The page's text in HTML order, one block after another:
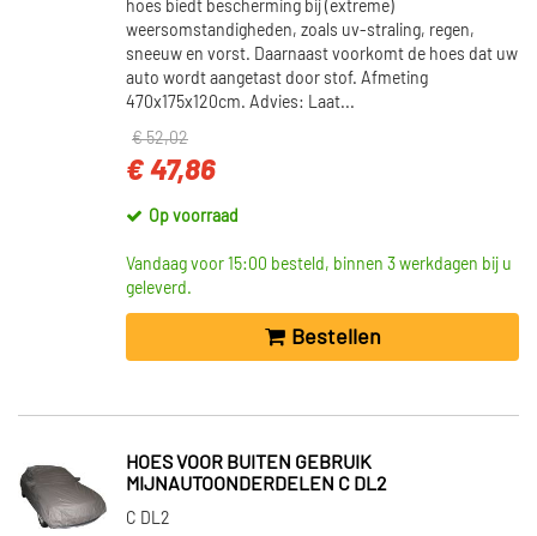
hoes biedt bescherming bij (extreme)
weersomstandigheden, zoals uv-straling, regen,
sneeuw en vorst. Daarnaast voorkomt de hoes dat uw
auto wordt aangetast door stof. Afmeting
470x175x120cm. Advies: Laat...
€ 52,02
€ 47,86
Op voorraad
Vandaag voor 15:00 besteld, binnen 3 werkdagen bij u
geleverd.
Bestellen
HOES VOOR BUITEN GEBRUIK
MIJNAUTOONDERDELEN C DL2
C DL2